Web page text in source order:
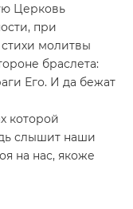
Церковь
при
молитвы
браслета:
Его. И да бежат
которой
слышит наши
на нас, якоже